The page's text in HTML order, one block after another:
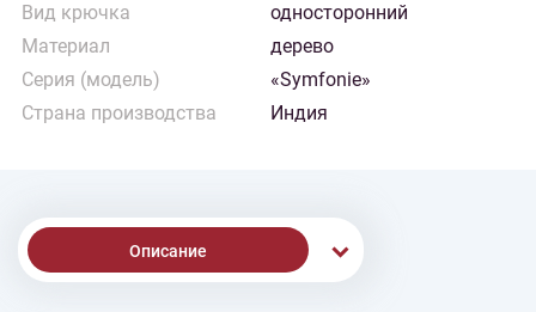
Вид крючка
односторонний
Материал
дерево
Серия (модель)
«Symfonie»
Страна производства
Индия
Описание